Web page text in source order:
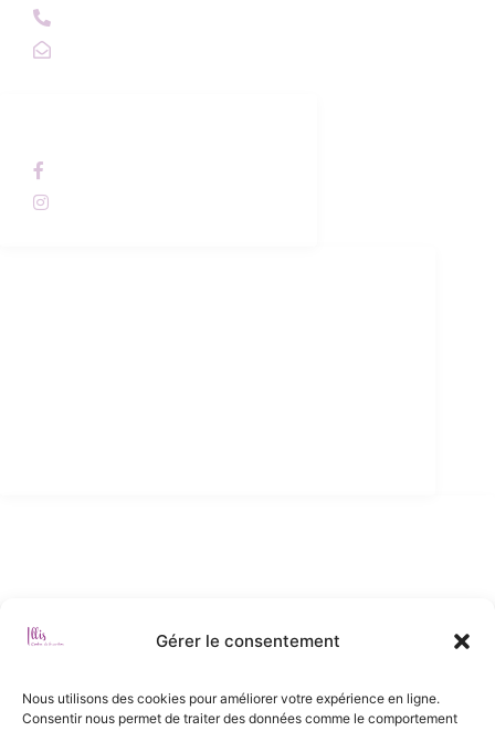
Gérer le consentement
Nous utilisons des cookies pour améliorer votre expérience en ligne.
Consentir nous permet de traiter des données comme le comportement